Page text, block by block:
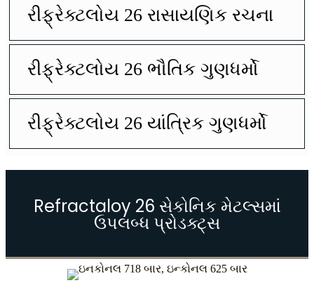
રીફ્રેક્ટલોય 26 રાસાયણિક રચના
રીફ્રેક્ટલોય 26 ભૌતિક ગુણધર્મો
રીફ્રેક્ટલોય 26 યાંત્રિક ગુણધર્મો
Refractaloy 26 સેકોનિક મેટલ્સમાં
ઉપલબ્ધ પ્રોડક્ટ્સ